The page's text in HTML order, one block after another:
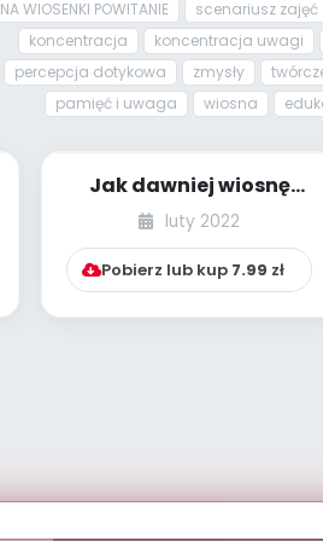
NA WIOSENKI POWITANIE scenariusz zajęć
koncentracja
koncentracja uwagi
percepcja dotykowa
zmysły
pamięć i uwaga
wiosna
Jak dawniej wiosnę
witano [PBP - dzieci
młodsze - nume...
luty 2022
Pobierz lub kup 7.99 zł